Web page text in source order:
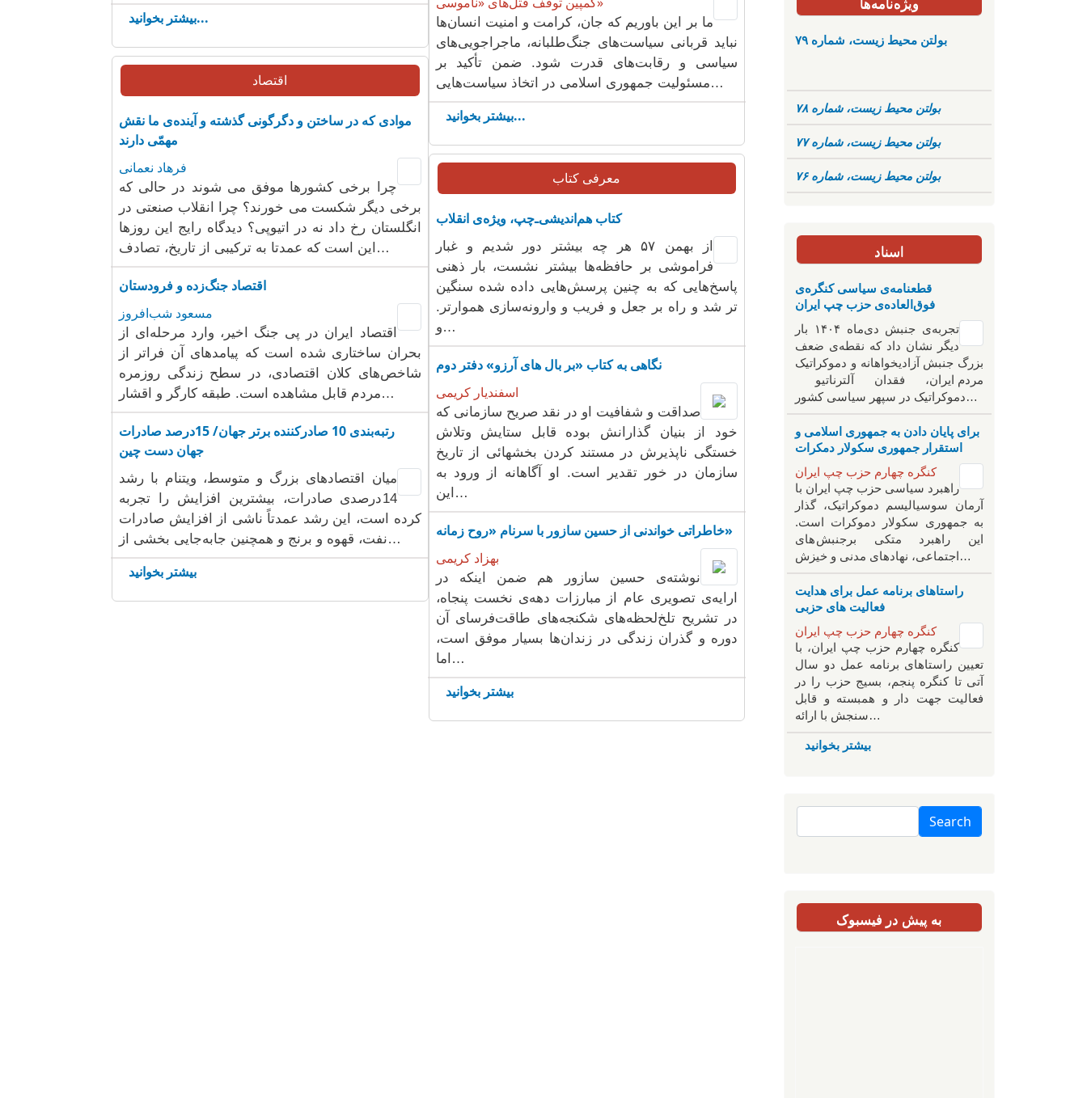
بیشتر بخوانید...
اقتصاد
موادی که در ساختن و دگرگونی گذشته و آینده‌ی ما نقش
مهمّی دارند
فرهاد نعمانی
چرا برخی کشورها موفق می شوند در حالی که
برخی دیگر شکست می خورند؟ چرا انقلاب صنعتی در
انگلستان رخ داد نه در اتیوپی؟ دیدگاه رایج این روزها
این است که عمدتا به ترکیبی از تاریخ، تصادف…
اقتصاد جنگ‌زده و فرودستان
مسعود شب‌افروز
اقتصاد ایران در پی جنگ اخیر، وارد مرحله‌ای از
بحران ساختاری شده است که پیامدهای آن فراتر از
شاخص‌های کلان اقتصادی، در سطح زندگی روزمره
مردم قابل مشاهده است. طبقه کارگر و اقشار…
رتبه‌بندی 10 صادرکننده برتر جهان/ 15درصد صادرات
جهان دست چین
میان اقتصادهای بزرگ و متوسط، ویتنام با رشد
14درصدی صادرات، بیشترین افزایش را تجربه
کرده است، این رشد عمدتاً ناشی از افزایش صادرات
نفت، قهوه و برنج و همچنین جابه‌جایی بخشی از…
بیشتر بخوانید
ما بر این باوریم که جان، کرامت و امنیت انسان‌ها
نباید قربانی سیاست‌های جنگ‌طلبانه، ماجراجویی‌های
سیاسی و رقابت‌های قدرت شود. ضمن تأکید بر
مسئولیت جمهوری اسلامی در اتخاذ سیاست‌هایی…
بیشتر بخوانید...
معرفی کتاب
کتاب هم‌اندیشی‌ـ‌چپ، ویژه‌ی انقلاب ‌‌
از بهمن ۵۷ هر چه بیشتر دور شدیم و غبار
فراموشی بر حافظه‌ها بیشتر نشست، بار ذهنی
پاسخ‌هایی که به چنین پرسش‌هایی داده شده سنگین
تر شد و راه بر جعل و فریب و وارونه‌سازی هموارتر.
و…
نگاهی به کتاب «بر بال های آرزو» دفتر دوم
اسفندیار کریمی
صداقت و شفافیت او در نقد صریح سازمانی که
خود از بنیان گذارانش بوده قابل ستایش وتلاش
خستگی ناپذیرش در مستند کردن بخشهائی از تاریخ
سازمان در خور تقدیر است. او آگاهانه از ورود به
این…
خاطراتی خواندنی از حسین سازور با سرنام «روح زمانه»
بهزاد کریمی
نوشته‌ی حسین سازور هم ضمن اینکه در
ارایه‌ی تصویری عام از مبارزات دهه‌ی نخست پنجاه،
در تشریح تلخ‌لحظه‌های شکنجه‌های طاقت‌فرسای آن
دوره و گذران زندگی در زندان‌ها بسیار موفق است،
اما…
بیشتر بخوانید
بولتن محیط زیست، شماره ۷۹
بولتن محیط زیست، شماره ۷۸
بولتن محیط زیست، شماره ۷۷
بولتن محیط زیست، شماره ۷۶
اسناد
قطعنامه‌ی سیاسی کنگره‌ی
فوق‌العاده‌ی حزب چپ ایران
تجربه‌ی جنبش دی‌ماه ۱۴۰۴ بار
دیگر نشان داد که نقطه‌ی ضعف
بزرگ جنبش آزادیخواهانه و دموکراتیک
مردم ایران، فقدان آلترناتیو
دموکراتیک در سپهر سیاسی کشور…
برای پایان دادن به جمهوری اسلامی و
استقرار جمهوری سکولار دمکرات
کنگره چهارم حزب چپ ایران
راهبرد سياسی حزب چپ ایران با
آرمان سوسیالیسم دموکراتیک، گذار
به جمهوری سکولار دموکرات است.
این راهبرد متکی برجنبش های
اجتماعی، نهادهای مدنی و خیزش‌…
راستاهای برنامه عمل برای هدایت
فعالیت های حزبی
کنگره چهارم حزب چپ ایران
کنگره چهارم حزب چپ ایران، با
تعیین راستاهای برنامه عمل دو سال
آتی تا کنگره پنجم، بسیج حزب را در
فعالیت جهت دار و همبسته و قابل
سنجش با ارائه…
بیشتر بخوانید
Search
به پیش در فیسبوک